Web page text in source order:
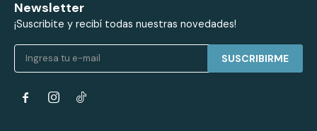
Newsletter
¡Suscribite y recibí todas nuestras novedades!
SUSCRIBIRME
 